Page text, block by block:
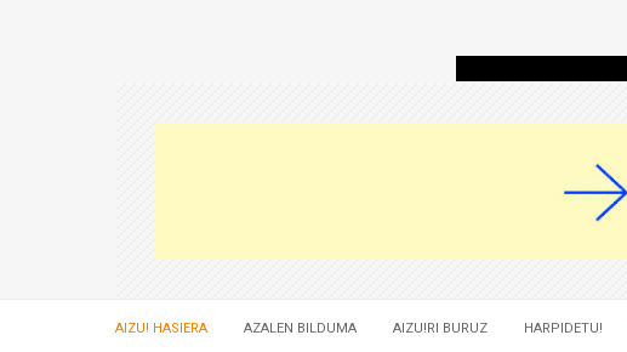
AIZU! HASIERA AZALEN BILDUMA AIZU!RI BURUZ HARPIDETU!